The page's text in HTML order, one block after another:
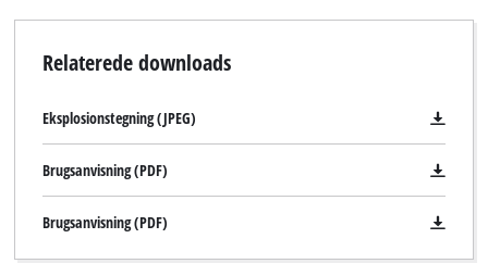
Relaterede downloads
Eksplosionstegning (JPEG)
Brugsanvisning (PDF)
Brugsanvisning (PDF)